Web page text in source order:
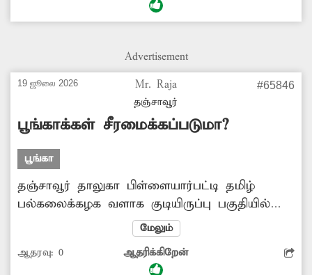
எனவே மாநகராட்சி நிர்வாகம் உடனடியாக
கொண்டுவர வேண்டும் என்பதே அப்பகுதி
Advertisement
19 ஜூலை 2026
Mr. Raja
தஞ்சாவூர்
#65846
பூங்காக்கள் சீரமைக்கப்படுமா?
பூங்கா
தஞ்சாவூர் தாலுகா பிள்ளையார்பட்டி தமிழ்
பல்கலைக்கழக வளாக குடியிருப்பு பகுதியில்
உள்ள பூங்காக்களில் செடி, கொடி, குப்பைகள்
மண்டி கிடக்கின்றன. இதனால் அங்கு பாம்பு
உள்ளிட்ட விஷசந்துக்கள் அச்சுறுத்தல்கள்
மேலும்
ஆதரவு: 0 ஆதரிக்கிறேன்